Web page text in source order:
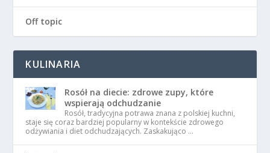
Off topic
KULINARIA
Rosół na diecie: zdrowe zupy, które
wspierają odchudzanie
Rosół, tradycyjna potrawa znana z polskiej kuchni,
staje się coraz bardziej popularny w kontekście zdrowego
odżywiania i diet odchudzających. Zaskakująco …